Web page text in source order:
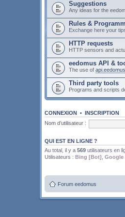
Suggestions
Any ideas for the
Rules &
Exchange here your
HTTP requests
HTTP sensors and
eedomus API &
The use of
Third party tools
Programs and scripts
CONNEXION • INSCRIPTION
Nom d’utilisateur :
QUI EST EN LIGNE ?
Au total, il y a 569 utilisateurs en
Utilisateurs : Bing [Bot]
Forum eedomus